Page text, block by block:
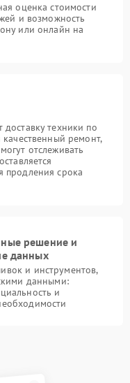
оценка стоимости
и возможность
или онлайн на
доставку техники по
ремонт,
отслеживать
продления срока
решение и
данных
и инструментов,
данными:
и